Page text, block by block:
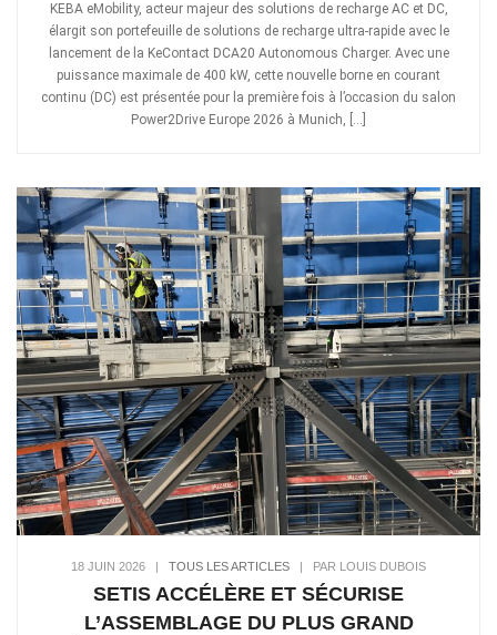
KEBA eMobility, acteur majeur des solutions de recharge AC et DC,
élargit son portefeuille de solutions de recharge ultra-rapide avec le
lancement de la KeContact DCA20 Autonomous Charger. Avec une
puissance maximale de 400 kW, cette nouvelle borne en courant
continu (DC) est présentée pour la première fois à l’occasion du salon
Power2Drive Europe 2026 à Munich, […]
18 JUIN 2026 | TOUS LES ARTICLES | PAR LOUIS DUBOIS
SETIS ACCÉLÈRE ET SÉCURISE
L’ASSEMBLAGE DU PLUS GRAND